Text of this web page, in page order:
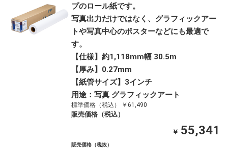
プのロール紙です。
写真出力だけではなく、グラフィックアー
トや写真中心のポスターなどにも最適で
す。
【仕様】約1,118mm幅 30.5m
【厚み】0.27mm
【紙管サイズ】3インチ
用途：写真 グラフィックアート
標準価格（税込） ￥61,490
販売価格（税込）
￥ 55,341
販売価格（税抜）